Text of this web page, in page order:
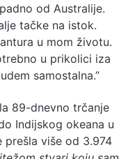
od Australije.
tačke na istok.
u mom životu.
u prikolici iza
samostalna.”
89-dnevno trčanje
Indijskog okeana u
prešla više od 3.974